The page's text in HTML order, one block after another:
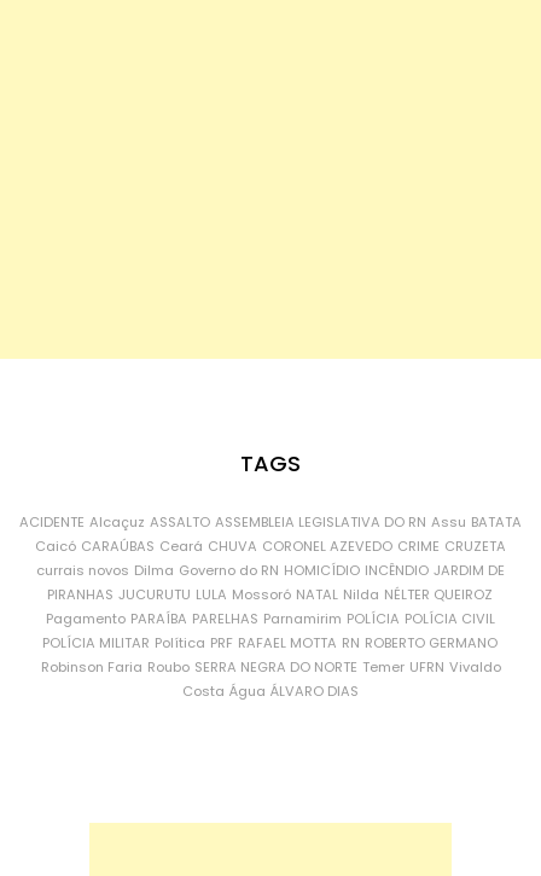
TAGS
ACIDENTE Alcaçuz ASSALTO ASSEMBLEIA LEGISLATIVA DO RN Assu BATATA
Caicó CARAÚBAS Ceará CHUVA CORONEL AZEVEDO CRIME CRUZETA
currais novos Dilma Governo do RN HOMICÍDIO INCÊNDIO JARDIM DE
PIRANHAS JUCURUTU LULA Mossoró NATAL Nilda NÉLTER QUEIROZ
Pagamento PARAÍBA PARELHAS Parnamirim POLÍCIA POLÍCIA CIVIL
POLÍCIA MILITAR Política PRF RAFAEL MOTTA RN ROBERTO GERMANO
Robinson Faria Roubo SERRA NEGRA DO NORTE Temer UFRN Vivaldo
Costa Água ÁLVARO DIAS